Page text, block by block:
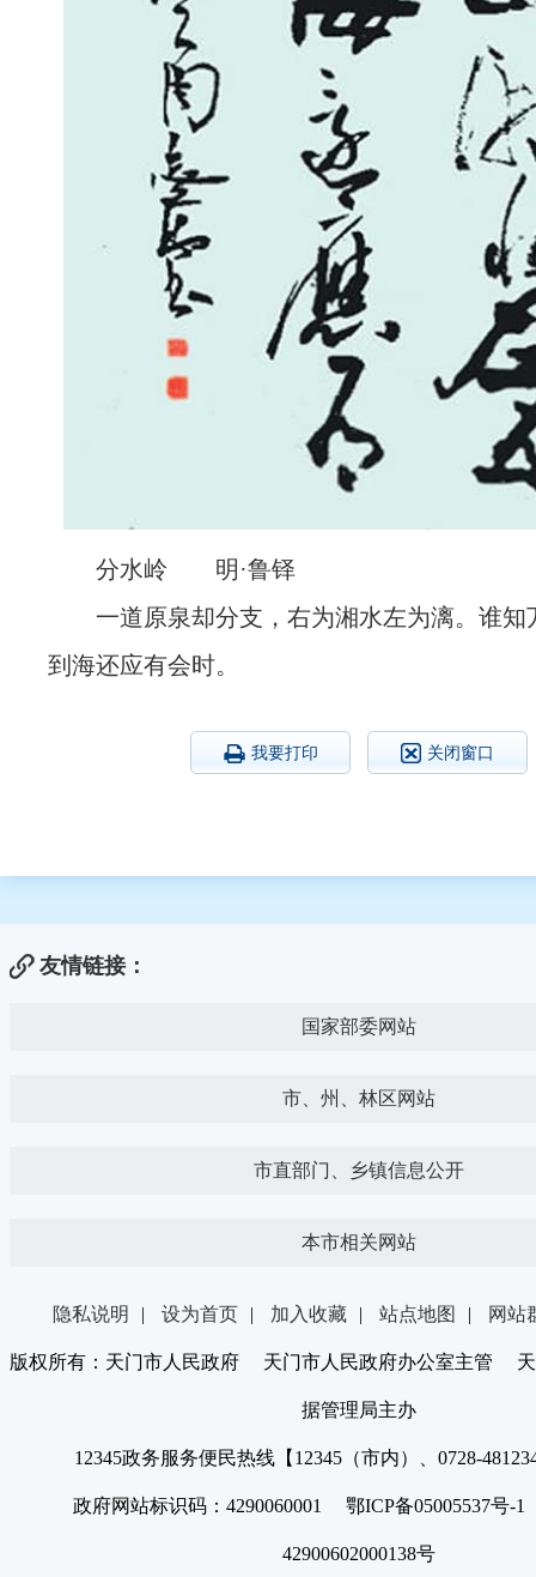
分水岭 明·鲁铎
一道原泉却分支，右为湘水左为漓。谁知
到海还应有会时。
我要打印 关闭窗口
友情链接：
国家部委网站
市、州、林区网站
市直部门、乡镇信息公开
本市相关网站
隐私说明 | 设为首页 | 加入收藏 | 站点地图 | 网站
版权所有：天门市人民政府 天门市人民政府办公室主管 天
据管理局主办
12345政务服务便民热线【12345（市内）、0728-
政府网站标识码：4290060001 鄂ICP备05005537号
42900602000138号